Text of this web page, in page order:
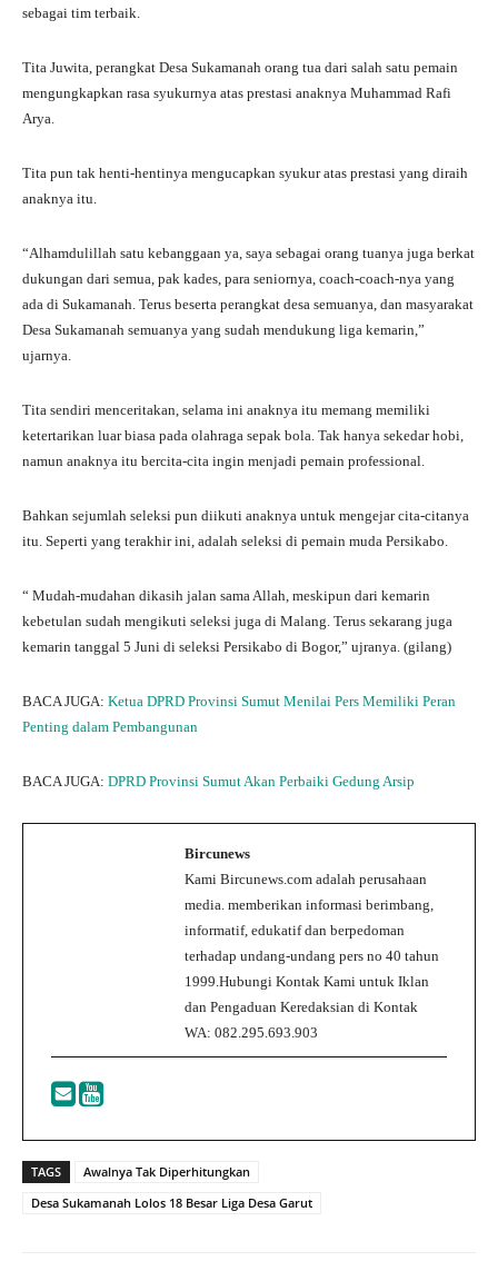
sebagai tim terbaik.
Tita Juwita, perangkat Desa Sukamanah orang tua dari salah satu pemain
mengungkapkan rasa syukurnya atas prestasi anaknya Muhammad Rafi
Arya.
Tita pun tak henti-hentinya mengucapkan syukur atas prestasi yang diraih
anaknya itu.
“Alhamdulillah satu kebanggaan ya, saya sebagai orang tuanya juga berkat
dukungan dari semua, pak kades, para seniornya, coach-coach-nya yang
ada di Sukamanah. Terus beserta perangkat desa semuanya, dan masyarakat
Desa Sukamanah semuanya yang sudah mendukung liga kemarin,”
ujarnya.
Tita sendiri menceritakan, selama ini anaknya itu memang memiliki
ketertarikan luar biasa pada olahraga sepak bola. Tak hanya sekedar hobi,
namun anaknya itu bercita-cita ingin menjadi pemain professional.
Bahkan sejumlah seleksi pun diikuti anaknya untuk mengejar cita-citanya
itu. Seperti yang terakhir ini, adalah seleksi di pemain muda Persikabo.
“ Mudah-mudahan dikasih jalan sama Allah, meskipun dari kemarin
kebetulan sudah mengikuti seleksi juga di Malang. Terus sekarang juga
kemarin tanggal 5 Juni di seleksi Persikabo di Bogor,” ujranya. (gilang)
BACA JUGA: Ketua DPRD Provinsi Sumut Menilai Pers Memiliki Peran
Penting dalam Pembangunan
BACA JUGA: DPRD Provinsi Sumut Akan Perbaiki Gedung Arsip
Bircunews
Kami Bircunews.com adalah perusahaan
media. memberikan informasi berimbang,
informatif, edukatif dan berpedoman
terhadap undang-undang pers no 40 tahun
1999.Hubungi Kontak Kami untuk Iklan
dan Pengaduan Keredaksian di Kontak
WA: 082.295.693.903
TAGS
Awalnya Tak Diperhitungkan
Desa Sukamanah Lolos 18 Besar Liga Desa Garut